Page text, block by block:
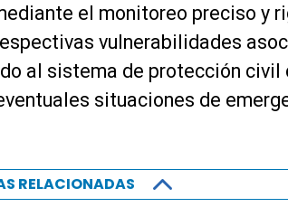
el monitoreo preciso y
vulnerabilidades
al sistema de protección civil
situaciones de
RELACIONADAS